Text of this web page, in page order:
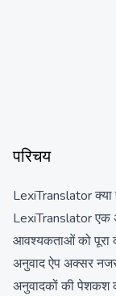
परिचय
LexiTranslator क्या
LexiTranslator एक
आवश्यकताओं को पूरा
अनुवाद ऐप अक्सर
अनुवादकों की पेशकश